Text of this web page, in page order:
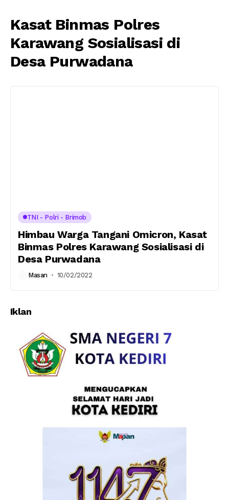
Kasat Binmas Polres
Karawang Sosialisasi di
Desa Purwadana
TNI - Polri - Brimob
Himbau Warga Tangani Omicron, Kasat
Binmas Polres Karawang Sosialisasi di
Desa Purwadana
Masan 10/02/2022
Iklan